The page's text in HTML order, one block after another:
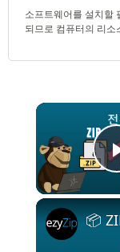
소프트웨어를 설치할
되므로 컴퓨터의 리